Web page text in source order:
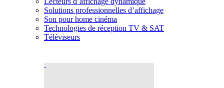
Solutions professionnelles d’affichage
Son pour home cinéma
Technologies de réception TV & SAT
Téléviseurs